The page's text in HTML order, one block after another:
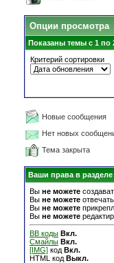
Опции просмотра
Показаны темы с 1 по
Критерий сортировки
Новые сообщения
Нет новых
Тема закрыта
Ваши права в разделе
Вы не можете
Вы не можете
Вы не можете
Вы не можете
BB коды Вкл.
Смайлы Вкл.
[IMG] код Вкл.
HTML код Выкл.